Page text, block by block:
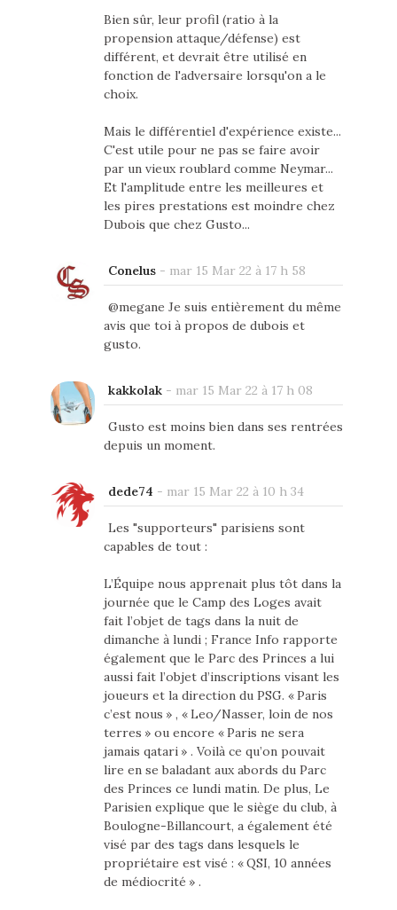
Bien sûr, leur profil (ratio à la
propension attaque/défense) est
différent, et devrait être utilisé en
fonction de l'adversaire lorsqu'on a le
choix.
Mais le différentiel d'expérience existe...
C'est utile pour ne pas se faire avoir
par un vieux roublard comme Neymar...
Et l'amplitude entre les meilleures et
les pires prestations est moindre chez
Dubois que chez Gusto...
Conelus- mar 15 Mar 22 à 17 h 58
@megane Je suis entièrement du même
avis que toi à propos de dubois et
gusto.
kakkolak- mar 15 Mar 22 à 17 h 08
Gusto est moins bien dans ses rentrées
depuis un moment.
dede74 - mar 15 Mar 22 à 10 h 34
Les "supporteurs" parisiens sont
capables de tout :
L’Équipe nous apprenait plus tôt dans la
journée que le Camp des Loges avait
fait l’objet de tags dans la nuit de
dimanche à lundi ; France Info rapporte
également que le Parc des Princes a lui
aussi fait l’objet d’inscriptions visant les
joueurs et la direction du PSG. « Paris
c’est nous » , « Leo/Nasser, loin de nos
terres » ou encore « Paris ne sera
jamais qatari » . Voilà ce qu’on pouvait
lire en se baladant aux abords du Parc
des Princes ce lundi matin. De plus, Le
Parisien explique que le siège du club, à
Boulogne-Billancourt, a également été
visé par des tags dans lesquels le
propriétaire est visé : « QSI, 10 années
de médiocrité » .